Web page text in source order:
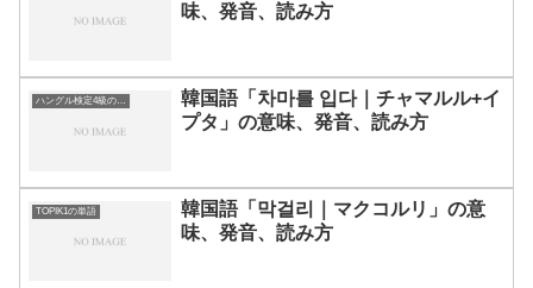
味、発音、読み方
ハングル検定4級の単語
韓国語「차마를 입다｜チャマルル+イ
プタ」の意味、発音、読み方
TOPIK1の単語
韓国語「막걸리｜マクコルリ」の意
味、発音、読み方